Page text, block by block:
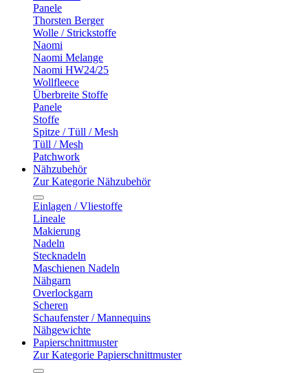
Panele
Thorsten Berger
Wolle / Strickstoffe
Naomi
Naomi Melange
Naomi HW24/25
Wollfleece
Überbreite Stoffe
Panele
Stoffe
Spitze / Tüll / Mesh
Tüll / Mesh
Patchwork
Nähzubehör
Zur Kategorie Nähzubehör
Einlagen / Vliestoffe
Lineale
Makierung
Nadeln
Stecknadeln
Maschienen Nadeln
Nähgarn
Overlockgarn
Scheren
Schaufenster / Mannequins
Nähgewichte
Papierschnittmuster
Zur Kategorie Papierschnittmuster